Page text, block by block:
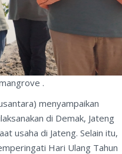
.
menyampaikan
di Demak, Jateng
usaha di Jateng. Selain itu,
Hari Ulang Tahun